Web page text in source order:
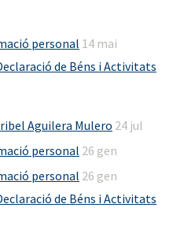
personal 14 mai
de Béns i Activitats
Aguilera Mulero 24 jul
personal 26 gen
personal 26 gen
de Béns i Activitats